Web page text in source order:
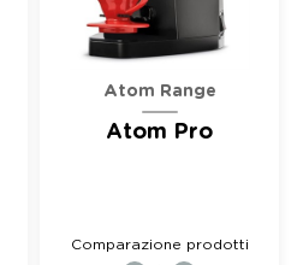
Atom Range
Atom Pro
Comparazione prodotti